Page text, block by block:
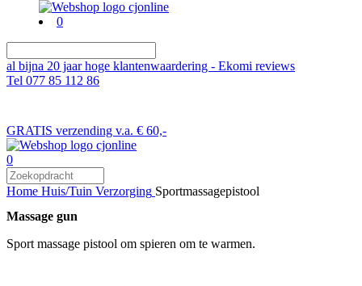
0
al bijna 20 jaar hoge klantenwaardering - Ekomi reviews
Tel 077 85 112 86
GRATIS verzending v.a. € 60,-
0
Home Huis/Tuin Verzorging Sportmassagepistool
Massage gun
Sport massage pistool om spieren om te warmen.